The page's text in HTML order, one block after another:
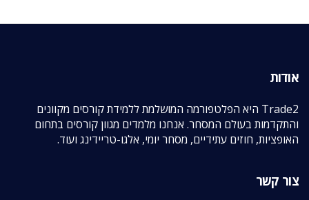
אודות
Trade2 היא הפלטפורמה המושלמת ללמידת קורסים מקוונים
והתקדמות בעולם המסחר. אנחנו מלמדים מגוון קורסים בתחום
האופציות, חוזים עתידיים, מסחר יומי, אלגו-טריידינג ועוד.
צור קשר